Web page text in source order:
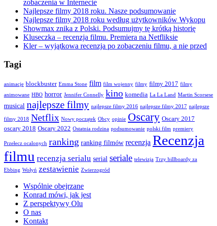
zobaczenia w Internecie
Najlepsze filmy 2018 roku. Nasze podsumowanie
Najlepsze filmy 2018 roku według użytkowników Wykopu
Showmax znika z Polski. Podsumujmy tę krótką historię
Kluseczka – recenzja filmu. Premiera na Netfliksie
Kler – wyjątkowa recenzja po zobaczeniu filmu, a nie przed
Tagi
animacje blockbuster Emma Stone film film wojenny filmy filmy 2017 filmy
animowane HBO horror Jennifer Connelly kino komedia La La Land Martin Scorsese
musical najlepsze filmy najlepsze filmy 2016 najlepsze filmy 2017 najlepsze
filmy 2018 Netflix Nowy początek Obcy opinie Oscary Oscary 2017
oscary 2018 Oscary 2022 Ostatnia rodzina podsumowanie polski film premiery
Przełecz ocalonych ranking ranking filmów recenzja Recenzja
filmu recenzja serialu serial seriale telewizja Trzy billboardy za
Ebbing Wołyń zestawienie Zwierzogród
Wspólnie obejrzane
Konrad mówi, jak jest
Z perspektywy Olu
O nas
Kontakt